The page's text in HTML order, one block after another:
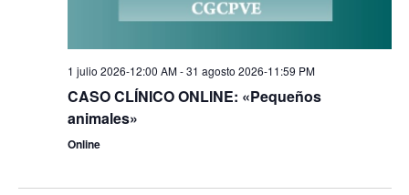
1 julio 2026-12:00 AM-31 agosto 2026-11:59 PM
CASO CLÍNICO ONLINE: «Pequeños
animales»
Online